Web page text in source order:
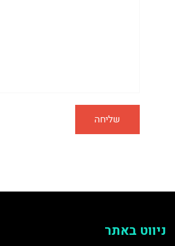
ניווט באתר